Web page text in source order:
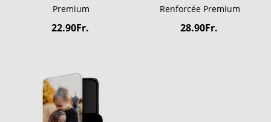
Premium
22.90Fr.
Renforcée Premium
28.90Fr.